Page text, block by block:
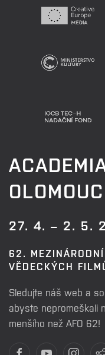
OLOMOUC
27. 4. – 2. 5.
62.
VĚDECKÝCH
Sledujte náš web a
abyste nepromeškali
menšího než AFO 62!